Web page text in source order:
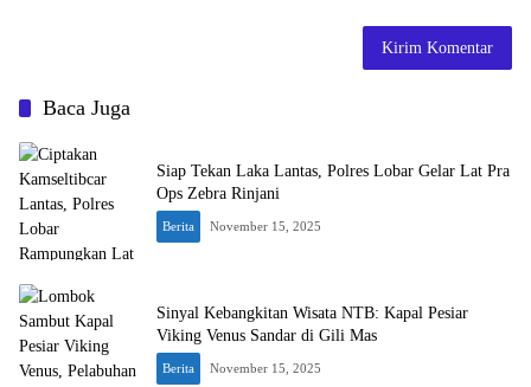
Baca Juga
Siap Tekan Laka Lantas, Polres Lobar Gelar Lat Pra
Ops Zebra Rinjani
Berita November 15, 2025
Sinyal Kebangkitan Wisata NTB: Kapal Pesiar
Viking Venus Sandar di Gili Mas
Berita November 15, 2025